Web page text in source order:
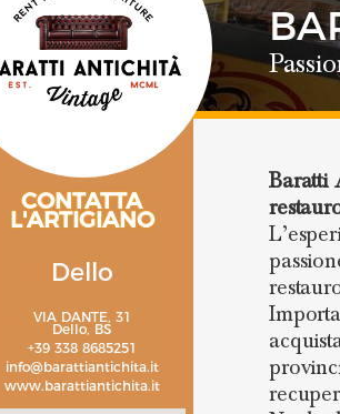
CONTATTA
L'ARTIGIANO
Dello
VIA DANTE, 31
Dello, BS
+39 338 8685251
info@barattiantichita.it
www.barattiantichita.it
Baratti